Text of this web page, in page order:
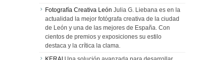
Fotografía Creativa León Julia G. Liebana es en la
actualidad la mejor fotógrafa creativa de la ciudad
de León y una de las mejores de España. Con
cientos de premios y exposiciones su estilo
destaca y la crítica la clama.